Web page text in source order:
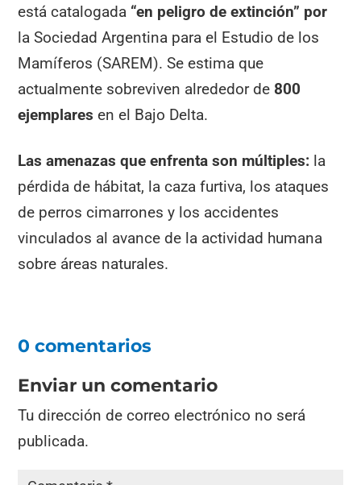
está catalogada “en peligro de extinción” por
la Sociedad Argentina para el Estudio de los
Mamíferos (SAREM). Se estima que
actualmente sobreviven alrededor de 800
ejemplares en el Bajo Delta.
Las amenazas que enfrenta son múltiples: la
pérdida de hábitat, la caza furtiva, los ataques
de perros cimarrones y los accidentes
vinculados al avance de la actividad humana
sobre áreas naturales.
0 comentarios
Enviar un comentario
Tu dirección de correo electrónico no será
publicada.